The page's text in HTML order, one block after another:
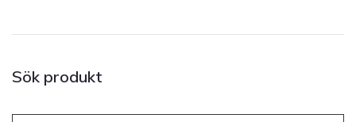
Sök produkt